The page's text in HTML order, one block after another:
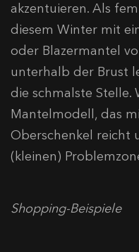
akzentuieren. Als
diesem Winter mit
oder Blazermantel
unterhalb der Brust
die schmalste Stelle.
Mantelmodell, das
Oberschenkel reicht
(kleinen)
Shopping-Beispiele